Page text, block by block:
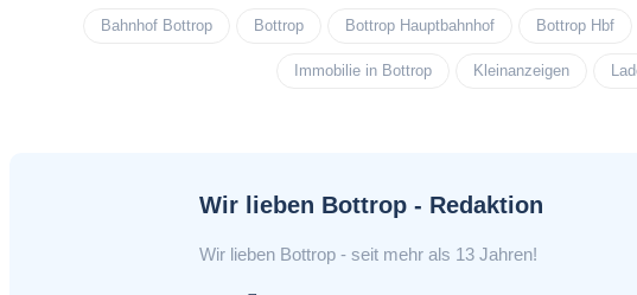
Bahnhof Bottrop Bottrop Bottrop Hauptbahnhof Bottrop Hbf
Immobilie in Bottrop Kleinanzeigen
Wir lieben Bottrop - Redaktion
Wir lieben Bottrop - seit mehr als 13 Jahren!